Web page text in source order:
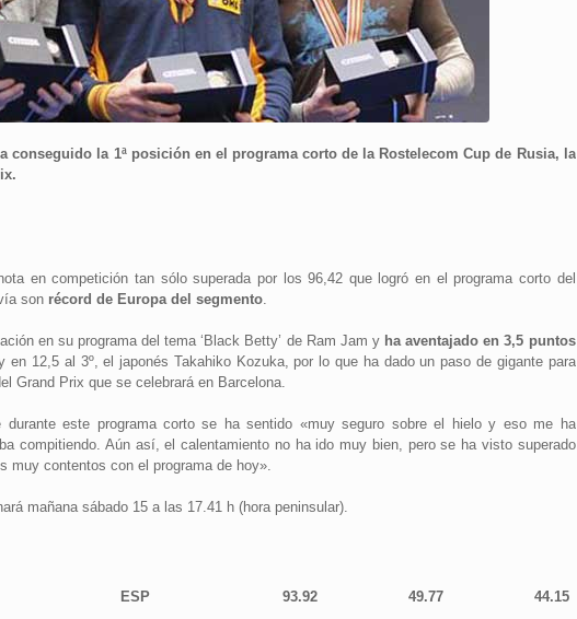
conseguido la 1ª posición en el programa corto de la Rostelecom Cup de Rusia, la
en competición tan sólo superada por los 96,42 que logró en el programa corto del
son récord de Europa del segmento.
en su programa del tema ‘Black Betty’ de Ram Jam y ha aventajado en 3,5 puntos
en 12,5 al 3º, el japonés Takahiko Kozuka, por lo que ha dado un paso de gigante para
Grand Prix que se celebrará en Barcelona.
durante este programa corto se ha sentido «muy seguro sobre el hielo y eso me ha
compitiendo. Aún así, el calentamiento no ha ido muy bien, pero se ha visto superado
muy contentos con el programa de hoy».
mañana sábado 15 a las 17.41 h (hora peninsular).
ESP 93.92 49.77 44.15